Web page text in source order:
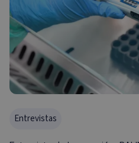
Entrevistas